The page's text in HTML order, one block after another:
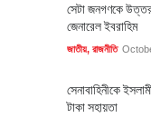
সেটা জনগণকে উত্তর
জেনারেল ইবরাহিম
জাতীয়, রাজনীতি
সেনাবাহিনীকে
টাকা সহায়তা